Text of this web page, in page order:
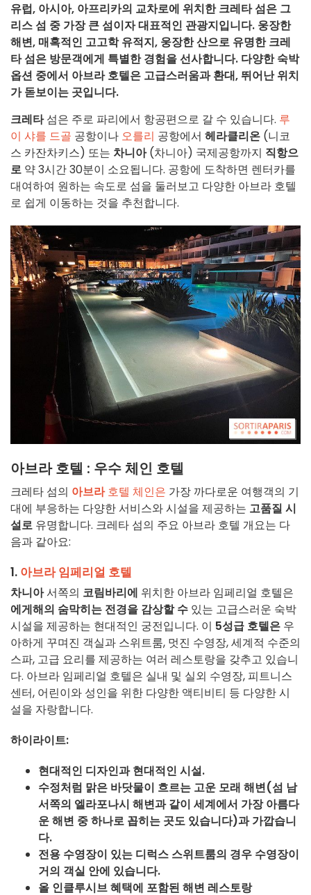
유럽, 아시아, 아프리카의 교차로에 위치한 크레타 섬은 그
리스 섬 중 가장 큰 섬이자 대표적인 관광지입니다. 웅장한
해변, 매혹적인 고고학 유적지, 웅장한 산으로 유명한 크레
타 섬은 방문객에게 특별한 경험을 선사합니다. 다양한 숙박
옵션 중에서 아브라 호텔은 고급스러움과 환대, 뛰어난 위치
가 돋보이는 곳입니다.
크레타섬은 주로 파리에서 항공편으로 갈 수 있습니다. 루
이 샤를 드골 공항이나 오를리 공항에서 헤라클리온 (니코
스 카잔차키스) 또는 차니아(차니아) 국제공항까지 직항으
로 약 3시간 30분이 소요됩니다. 공항에 도착하면 렌터카를
대여하여 원하는 속도로 섬을 둘러보고 다양한 아브라 호텔
로 쉽게 이동하는 것을 추천합니다.
아브라 호텔 : 우수 체인 호텔
크레타 섬의 아브라호텔 체인은 가장 까다로운 여행객의 기
대에 부응하는 다양한 서비스와 시설을 제공하는 고품질 시
설로 유명합니다. 크레타 섬의 주요 아브라 호텔 개요는 다
음과 같아요:
1. 아브라 임페리얼 호텔
차니아서쪽의 코림바리에 위치한 아브라 임페리얼 호텔은
에게해의 숨막히는 전경을 감상할 수 있는 고급스러운 숙박
시설을 제공하는 현대적인 궁전입니다. 이 5성급 호텔은 우
아하게 꾸며진 객실과 스위트룸, 멋진 수영장, 세계적 수준의
스파, 고급 요리를 제공하는 여러 레스토랑을 갖추고 있습니
다. 아브라 임페리얼 호텔은 실내 및 실외 수영장, 피트니스
센터, 어린이와 성인을 위한 다양한 액티비티 등 다양한 시
설을 자랑합니다.
하이라이트:
현대적인 디자인과 현대적인 시설.
수정처럼 맑은 바닷물이 흐르는 고운 모래 해변(섬 남
서쪽의 엘라포나시 해변과 같이 세계에서 가장 아름다
운 해변 중 하나로 꼽히는 곳도 있습니다)과 가깝습니
다.
전용 수영장이 있는 디럭스 스위트룸의 경우 수영장이
거의 객실 안에 있습니다.
올 인클루시브 혜택에 포함된 해변 레스토랑